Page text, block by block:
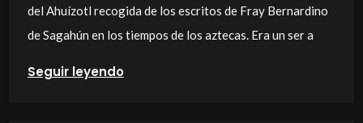
del Ahuízotl recogida de los escritos de Fray Bernardino
de Sagahún en los tiempos de los aztecas. Era un ser a
Seguir leyendo